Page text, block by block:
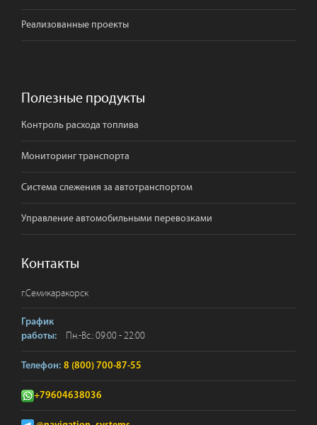
Реализованные проекты
Полезные продукты
Контроль расхода топлива
Мониторинг транспорта
Система слежения за автотранспортом
Управление автомобильными перевозками
Контакты
г.Семикаракорск
График
работы:
Пн.-Вс.: 09:00 - 22:00
Телефон: 8 (800) 700-87-55
+79604638036